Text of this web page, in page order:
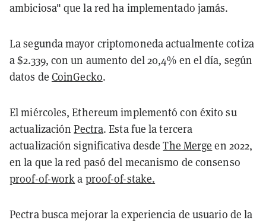
ambiciosa" que la red ha implementado jamás.
La segunda mayor criptomoneda actualmente cotiza
a $2.339, con un aumento del 20,4% en el día, según
datos de CoinGecko.
El miércoles, Ethereum implementó con éxito su
actualizaciónPectra. Esta fue la tercera
actualización significativa desdeThe Merge en 2022,
en la que la red pasó del mecanismo de consenso
proof-of-worka proof-of-stake.
Pectra busca mejorar la experiencia de usuario de la